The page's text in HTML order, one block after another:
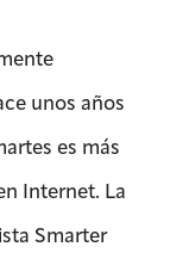
unos años
es más
Internet. La
Smarter